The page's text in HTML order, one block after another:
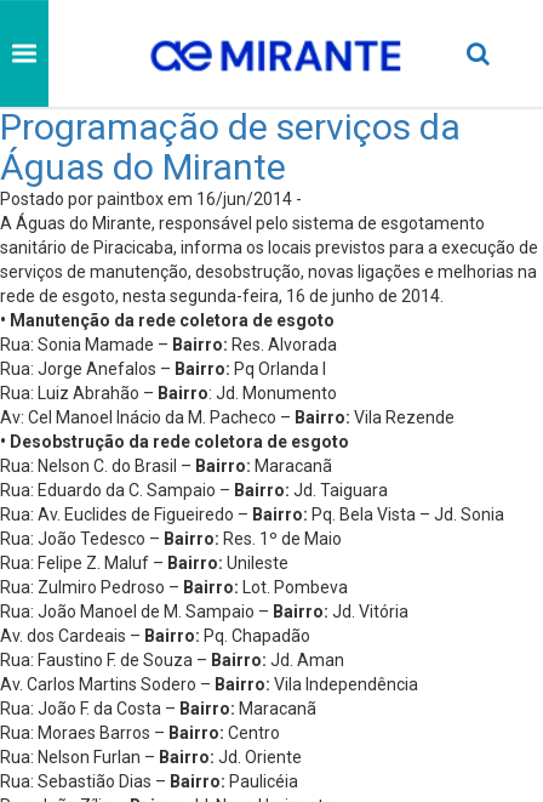
Programação de serviços da
Águas do Mirante
Postado por paintbox em 16/jun/2014 -
A Águas do Mirante, responsável pelo sistema de esgotamento
sanitário de Piracicaba, informa os locais previstos para a execução de
serviços de manutenção, desobstrução, novas ligações e melhorias na
rede de esgoto, nesta segunda-feira, 16 de junho de 2014.
• Manutenção da rede coletora de esgoto
Rua: Sonia Mamade – Bairro: Res. Alvorada
Rua: Jorge Anefalos – Bairro: Pq Orlanda I
Rua: Luiz Abrahão – Bairro: Jd. Monumento
Av: Cel Manoel Inácio da M. Pacheco – Bairro: Vila Rezende
• Desobstrução da rede coletora de esgoto
Rua: Nelson C. do Brasil – Bairro: Maracanã
Rua: Eduardo da C. Sampaio – Bairro: Jd. Taiguara
Rua: Av. Euclides de Figueiredo – Bairro: Pq. Bela Vista – Jd. Sonia
Rua: João Tedesco – Bairro: Res. 1º de Maio
Rua: Felipe Z. Maluf – Bairro: Unileste
Rua: Zulmiro Pedroso – Bairro: Lot. Pombeva
Rua: João Manoel de M. Sampaio – Bairro: Jd. Vitória
Av. dos Cardeais – Bairro: Pq. Chapadão
Rua: Faustino F. de Souza – Bairro: Jd. Aman
Av. Carlos Martins Sodero – Bairro: Vila Independência
Rua: João F. da Costa – Bairro: Maracanã
Rua: Moraes Barros – Bairro: Centro
Rua: Nelson Furlan – Bairro: Jd. Oriente
Rua: Sebastião Dias – Bairro: Paulicéia